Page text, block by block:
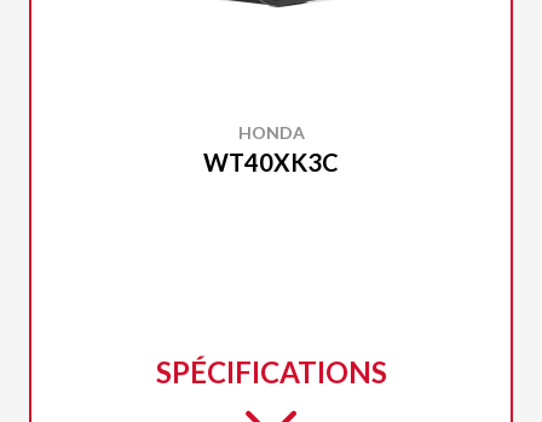
HONDA
WT40XK3C
SPÉCIFICATIONS